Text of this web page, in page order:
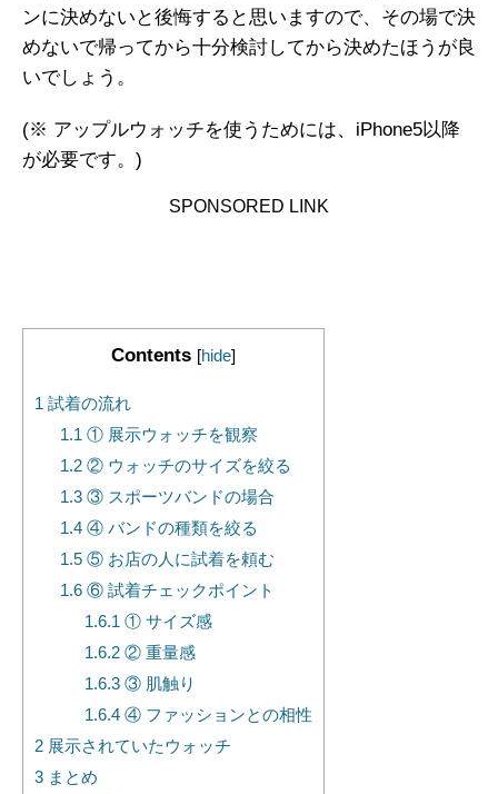
ンに決めないと後悔すると思いますので、その場で決
めないで帰ってから十分検討してから決めたほうが良
いでしょう。
(※ アップルウォッチを使うためには、iPhone5以降
が必要です。)
SPONSORED LINK
Contents [hide]
1 試着の流れ
1.1 ① 展示ウォッチを観察
1.2② ウォッチのサイズを絞る
1.3③ スポーツバンドの場合
1.4④ バンドの種類を絞る
1.5⑤ お店の人に試着を頼む
1.6⑥ 試着チェックポイント
1.6.1 ① サイズ感
1.6.2 ② 重量感
1.6.3 ③ 肌触り
1.6.4 ④ ファッションとの相性
2 展示されていたウォッチ
3 まとめ